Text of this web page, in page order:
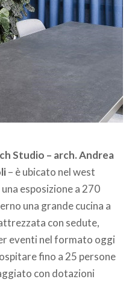
Studio – arch. Andrea
– è ubicato nel west
esposizione a 270
una grande cucina a
con sedute,
eventi nel formato oggi
fino a 25 persone
con dotazioni